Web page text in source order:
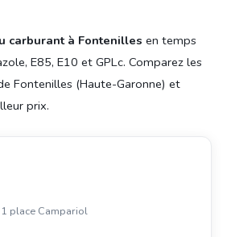
carburant à Fontenilles en temps
E85, E10 et GPLc. Comparez les
Fontenilles (Haute-Garonne) et
prix.
place Campariol